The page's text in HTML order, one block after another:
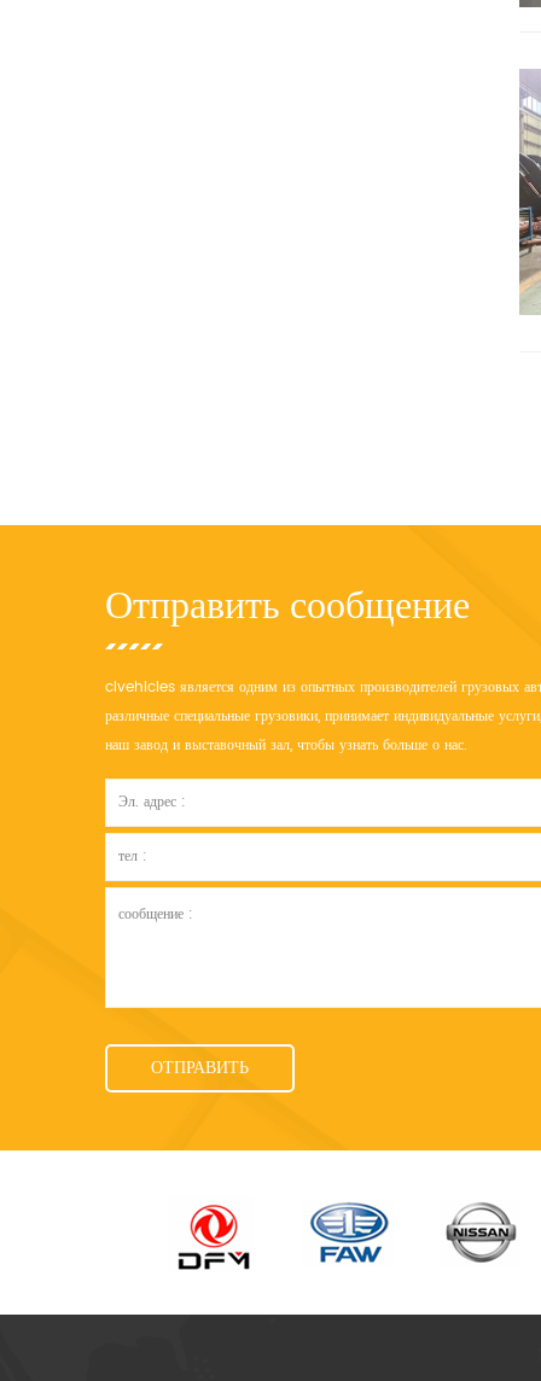
Отправить сообщение
clvehicles является одним из опытных производителей грузовых
различные специальные грузовики, принимает индивидуальные
наш завод и выставочный зал, чтобы узнать больше о нас.